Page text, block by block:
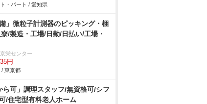
・パート / 愛知県
備」微粒子計測器のピッキング・梱
/製造・工場/日勤/日払い/工場・
栄センター
円
/ 東京都
ら可」調理スタッフ/無資格可/シフ
/住宅型有料老人ホーム